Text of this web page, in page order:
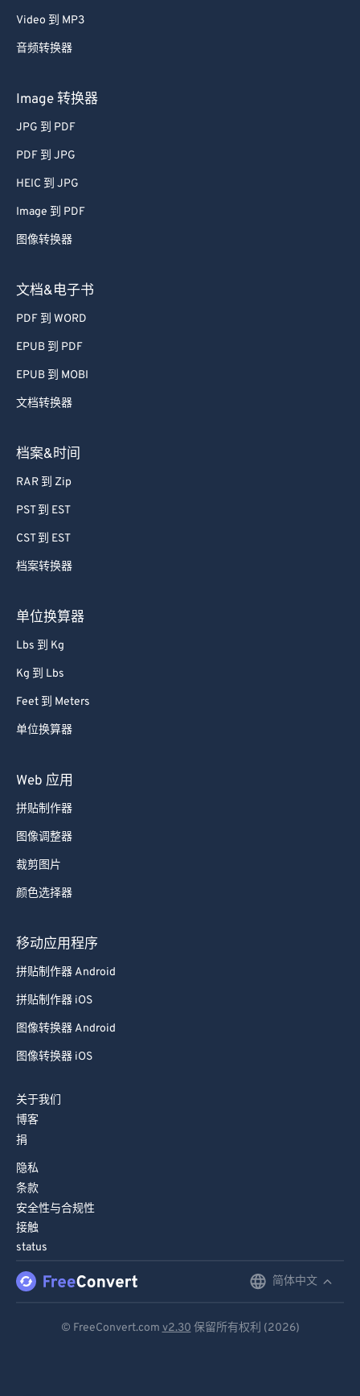
Video 到 MP3
音频转换器
Image 转换器
JPG 到 PDF
PDF 到 JPG
HEIC 到 JPG
Image 到 PDF
图像转换器
文档&电子书
PDF 到 WORD
EPUB 到 PDF
EPUB 到 MOBI
文档转换器
档案&时间
RAR 到 Zip
PST 到 EST
CST 到 EST
档案转换器
单位换算器
Lbs 到 Kg
Kg 到 Lbs
Feet 到 Meters
单位换算器
Web 应用
拼贴制作器
图像调整器
裁剪图片
颜色选择器
移动应用程序
拼贴制作器 Android
拼贴制作器 iOS
图像转换器 Android
图像转换器 iOS
关于我们
博客
捐
隐私
条款
安全性与合规性
接触
status
简体中文
© FreeConvert.com v2.30 保留所有权利 (2026)